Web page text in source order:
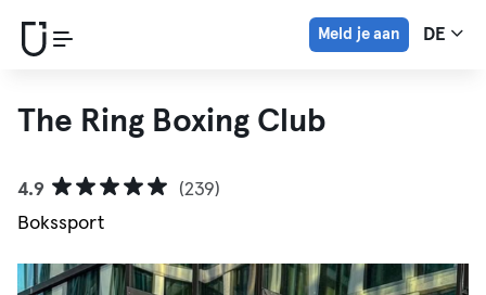
Meld je aan DE
The Ring Boxing Club
4.9
(239)
Bokssport